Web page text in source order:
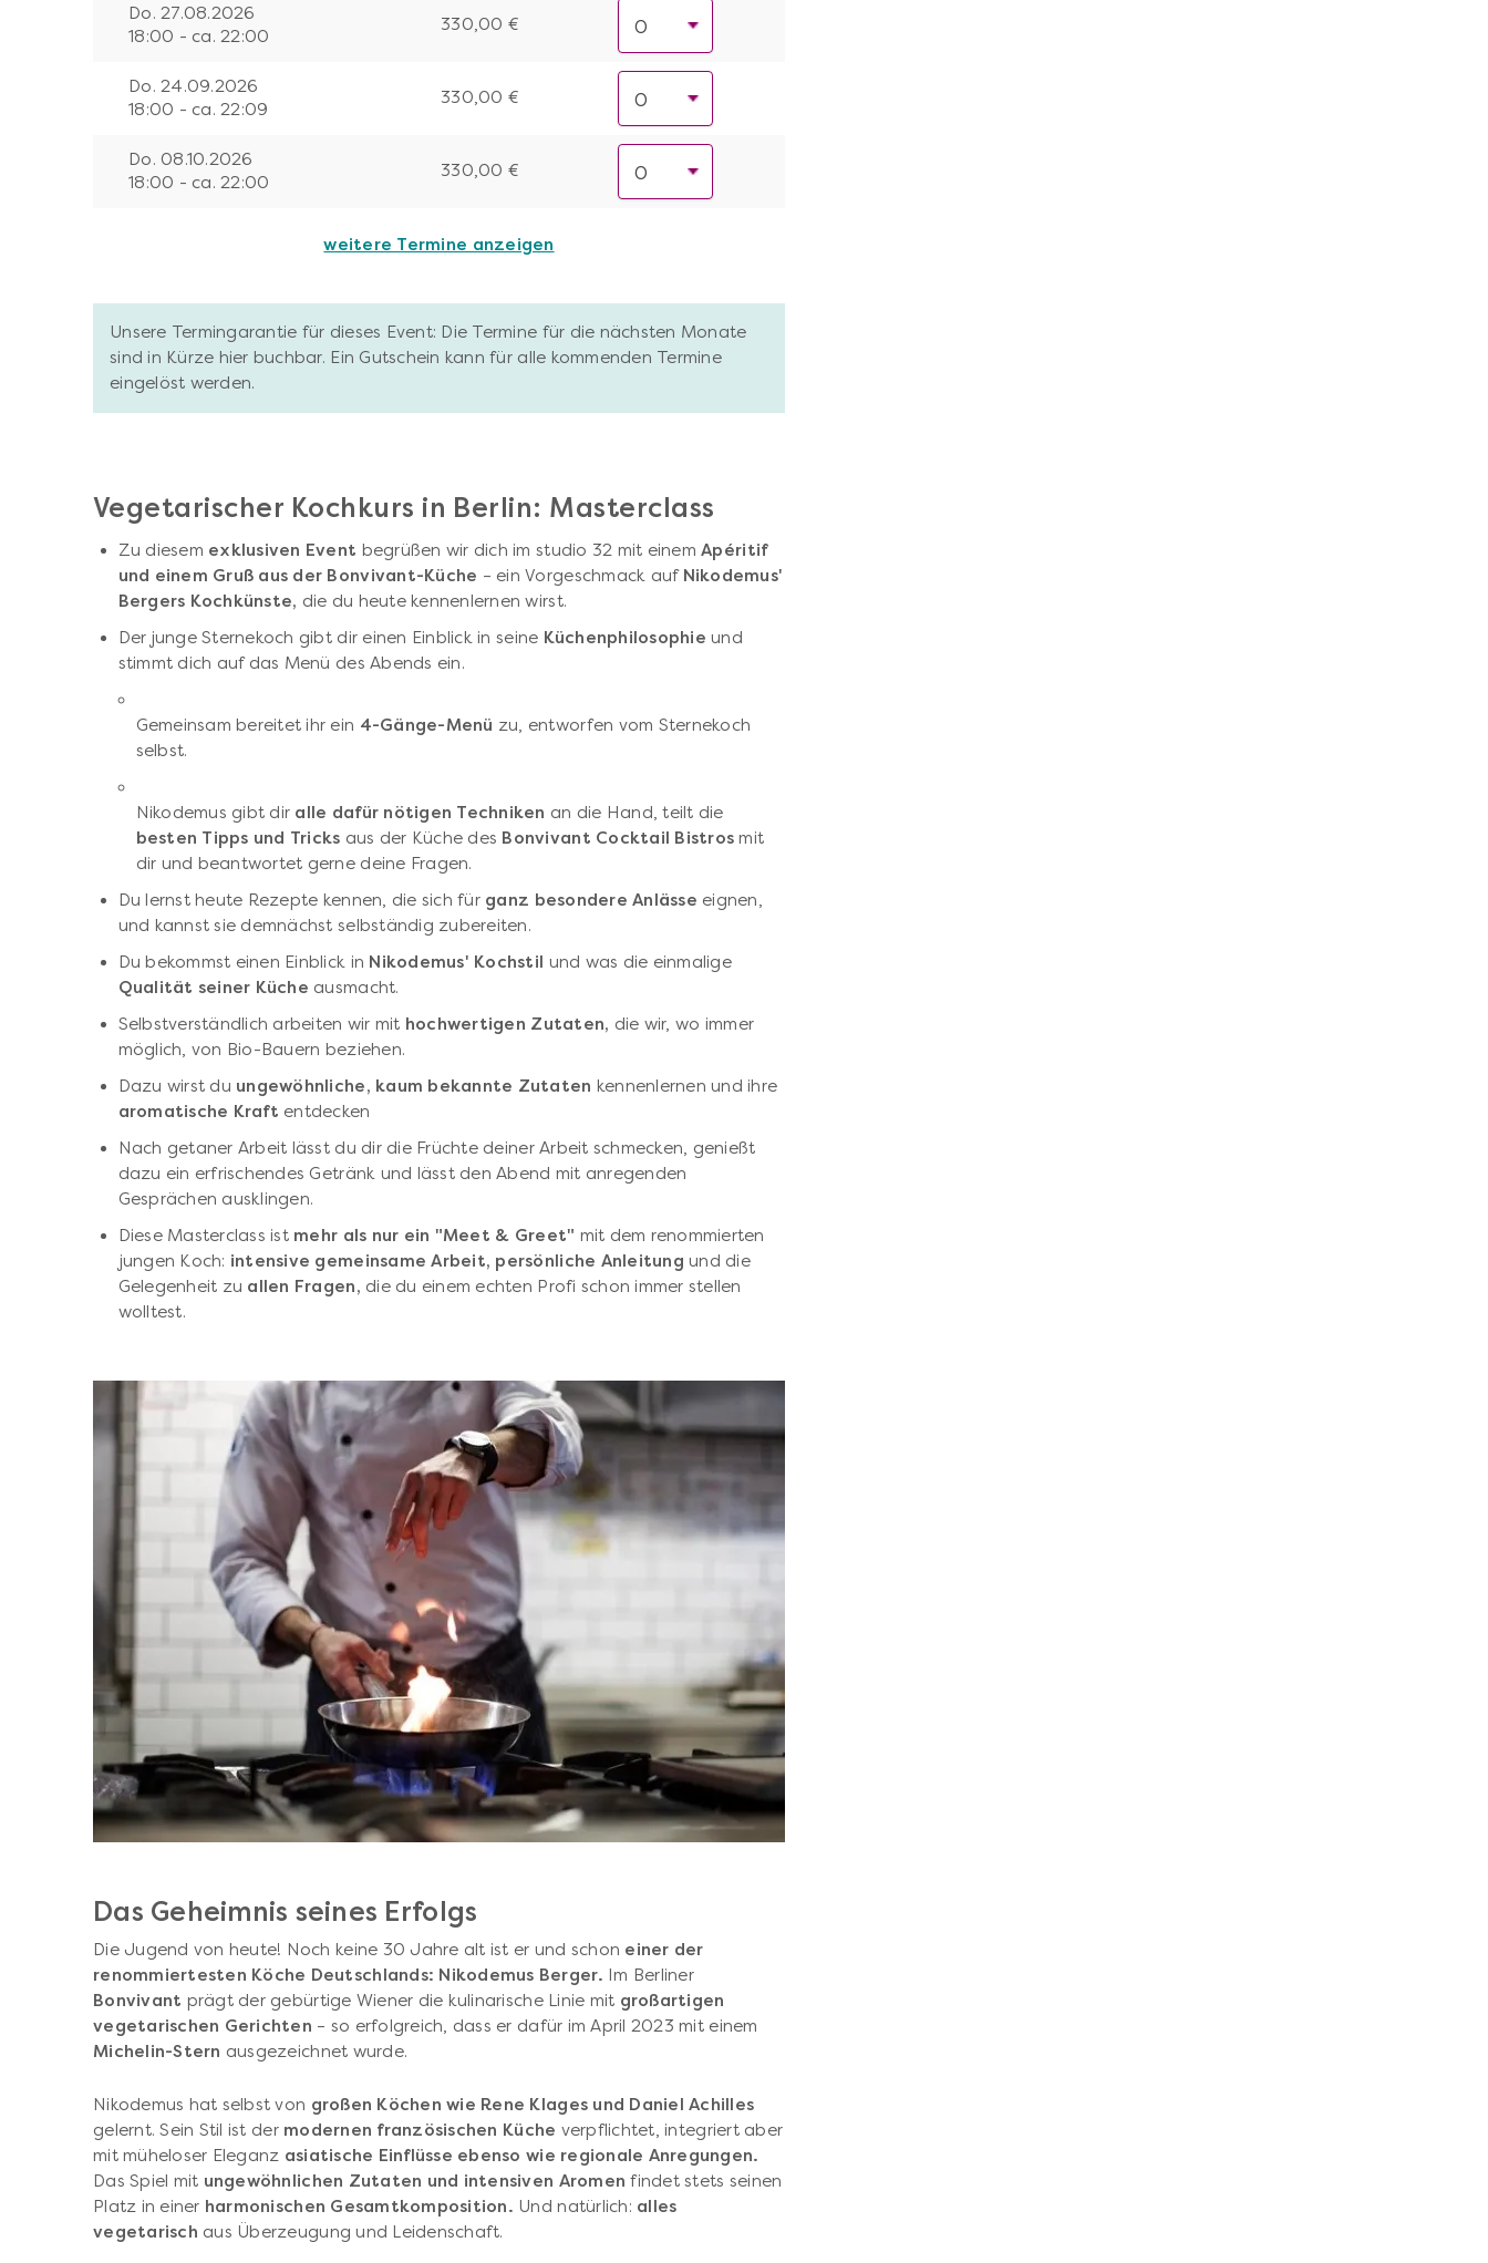
Do. 27.08.2026
18:00 - ca. 22:00
330,00 €
Do. 24.09.2026
18:00 - ca. 22:09
330,00 €
Do. 08.10.2026
18:00 - ca. 22:00
330,00 €
weitere Termine anzeigen
Unsere Termingarantie für dieses Event: Die Termine für die nächsten Monate
sind in Kürze hier buchbar. Ein Gutschein kann für alle kommenden Termine
eingelöst werden.
Vegetarischer Kochkurs in Berlin: Masterclass
Zu diesem exklusiven Event begrüßen wir dich im studio 32 mit einemApéritif
und einem Gruß aus der Bonvivant-Küche – ein Vorgeschmack auf Nikodemus'
Bergers Kochkünste, die du heute kennenlernen wirst.
Der junge Sternekoch gibt dir einen Einblick in seine Küchenphilosophie und
stimmt dich auf das Menü des Abends ein.
Gemeinsam bereitet ihr ein 4-Gänge-Menü zu, entworfen vom Sternekoch
selbst.
Nikodemus gibt dir alle dafür nötigen Techniken an die Hand, teilt die
besten Tipps und Tricks aus der Küche des Bonvivant Cocktail Bistros mit
dir und beantwortet gerne deine Fragen.
Du lernst heute Rezepte kennen, die sich für ganz besondere Anlässe eignen,
und kannst sie demnächst selbständig zubereiten.
Du bekommst einen Einblick in Nikodemus' Kochstil und was die einmalige
Qualität seiner Küche ausmacht.
Selbstverständlich arbeiten wir mit hochwertigen Zutaten, die wir, wo immer
möglich, von Bio-Bauern beziehen.
Dazu wirst du ungewöhnliche, kaum bekannte Zutaten kennenlernen und ihre
aromatische Kraft entdecken
Nach getaner Arbeit lässt du dir die Früchte deiner Arbeit schmecken, genießt
dazu ein erfrischendes Getränk und lässt den Abend mit anregenden
Gesprächen ausklingen.
Diese Masterclass ist mehr als nur ein "Meet & Greet" mit dem renommierten
jungen Koch: intensive gemeinsame Arbeit, persönliche Anleitung und die
Gelegenheit zu allen Fragen, die du einem echten Profi schon immer stellen
wolltest.
Das Geheimnis seines Erfolgs
Die Jugend von heute! Noch keine 30 Jahre alt ist er und schon einer der
renommiertesten Köche Deutschlands: Nikodemus Berger. Im Berliner
Bonvivant prägt der gebürtige Wiener die kulinarische Linie mit großartigen
vegetarischen Gerichten – so erfolgreich, dass er dafür im April 2023 mit einem
Michelin-Stern ausgezeichnet wurde.
Nikodemus hat selbst von großen Köchen wie Rene Klages und Daniel Achilles
gelernt. Sein Stil ist der modernen französischen Küche verpflichtet, integriert aber
mit müheloser Eleganz asiatische Einflüsse ebenso wie regionale Anregungen.
Das Spiel mit ungewöhnlichen Zutaten und intensiven Aromen findet stets seinen
Platz in einer harmonischen Gesamtkomposition. Und natürlich: alles
vegetarisch aus Überzeugung und Leidenschaft.